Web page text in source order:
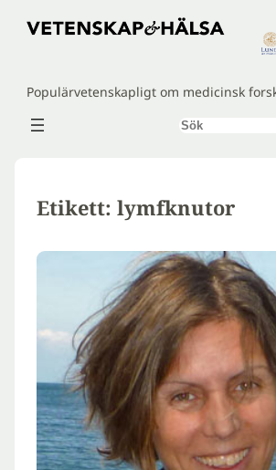
Hoppa
Populärvetenskapligt om medicinsk
Sök
Etikett: lymfknutor